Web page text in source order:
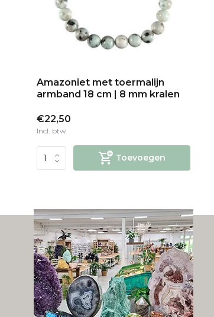
Amazoniet met toermalijn
armband 18 cm | 8 mm kralen
€22,50
Incl. btw
Toevoegen